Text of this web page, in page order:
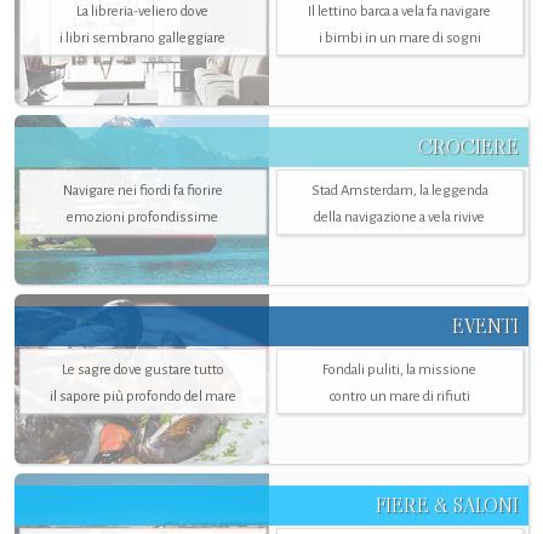
La libreria-veliero dove
i libri sembrano galleggiare
Il lettino barca a vela fa navigare
i bimbi in un mare di sogni
CROCIERE
Navigare nei fiordi fa fiorire
emozioni profondissime
Stad Amsterdam, la leggenda
della navigazione a vela rivive
EVENTI
Le sagre dove gustare tutto
il sapore più profondo del mare
Fondali puliti, la missione
contro un mare di rifiuti
FIERE & SALONI